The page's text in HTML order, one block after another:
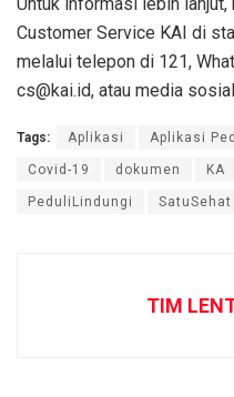
Customer Service KAI di
melalui telepon di 121,
cs@kai.id, atau media
Tags: Aplikasi Aplikasi
Covid-19 dokumen KA
PeduliLindungi
TIM